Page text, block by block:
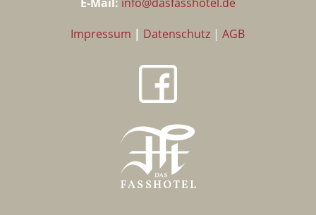
Impressum | Datenschutz |AGB